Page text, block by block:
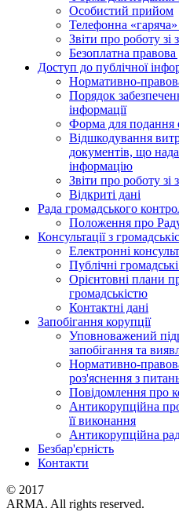
Особистий прийом
Телефонна «гаряча»
Звіти про роботу
Безоплатна
Доступ до публічної
Нормативно-
Порядок
інформації
Форма для подання
Відшкодування
документів, що
інформацію
Звіти про роботу
Відкриті дані
Рада громадського
Положення про
Консультації з
Електронні
Публічні
Орієнтовні плани
громадськістю
Контактні дані
Запобігання корупції
Уповноважений
запобігання та
Нормативно-
роз'яснення з
Повідомлення про
Антикорупційна
її виконання
Антикорупційна
Безбар'єрність
Контакти
© 2017
ARMA. All rights reserved.